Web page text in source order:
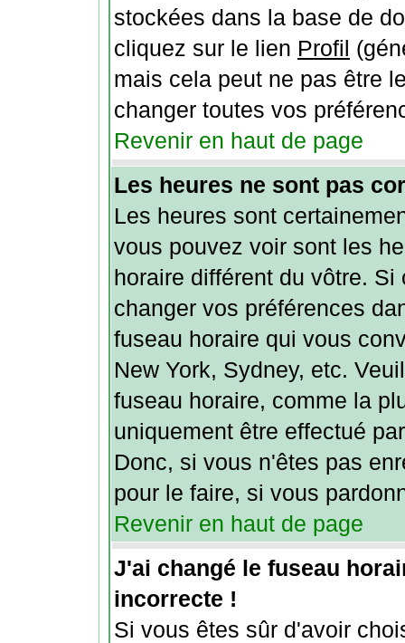
stockées dans la base de
cliquez sur le lien Profil
mais cela peut ne pas être
changer toutes vos
Revenir en haut de page
Les heures ne sont pas
Les heures sont
vous pouvez voir sont les
horaire différent du vôtre.
changer vos préférences
fuseau horaire qui vous
New York, Sydney, etc.
fuseau horaire, comme la
uniquement être effectué
Donc, si vous n'êtes pas
pour le faire, si vous
Revenir en haut de page
J'ai changé le fuseau
incorrecte !
Si vous êtes sûr d'avoir